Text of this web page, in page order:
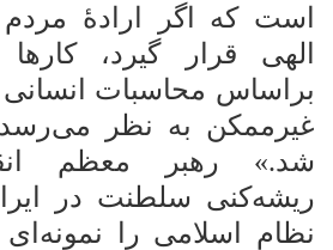
است که اگر ارادۀ
الهی قرار گیرد،
براساس محاسبات
غیرممکن به نظر
شد.» رهبر معظم
ریشه‌کنی سلطنت در
نظام اسلامی را نمونه‌ای